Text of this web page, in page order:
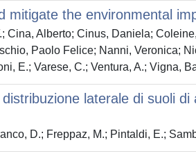
mitigate the environmental
Alberto; Cinus, Daniela;
Paolo Felice; Nanni, Veronica;
E.; Varese, C.; Ventura, A.; Vigna,
laterale di suoli
D.; Freppaz, M.; Pintaldi, E.;